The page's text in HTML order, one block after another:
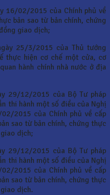
16/02/2015 của Chính phủ về
bản sao từ bản chính, chứng
giao dịch;
25/3/2015 của Thủ tướng
thực hiện cơ chế một cửa, cơ
hành chính nhà nước ở địa
29/12/2015 của Bộ Tư pháp
thi hành một số điều của Nghị
2015 của Chính phủ về cấp
sao từ bản chính, chứng thực
dịch;
29/12/2015 của Bộ Tư pháp
thi hành một số điều của Nghị
2015 của Chính phủ về cấp
sao từ bản chính, chứng thực
dịch.